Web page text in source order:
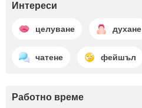
Интереси
целуване духане
чатене фейшъл
Работно време